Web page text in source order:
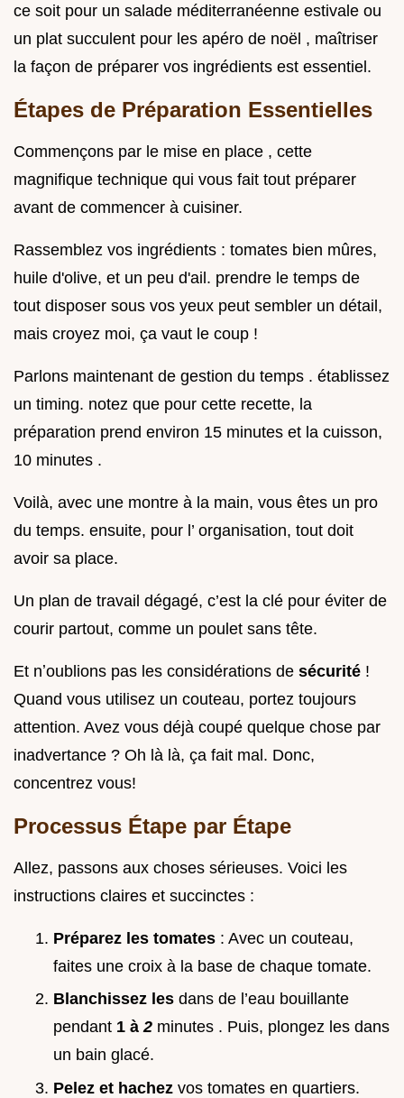
ce soit pour un salade méditerranéenne estivale ou
un plat succulent pour les apéro de noël , maîtriser
la façon de préparer vos ingrédients est essentiel.
Étapes de Préparation Essentielles
Commençons par le mise en place , cette
magnifique technique qui vous fait tout préparer
avant de commencer à cuisiner.
Rassemblez vos ingrédients : tomates bien mûres,
huile d'olive, et un peu d'ail. prendre le temps de
tout disposer sous vos yeux peut sembler un détail,
mais croyez moi, ça vaut le coup !
Parlons maintenant de gestion du temps . établissez
un timing. notez que pour cette recette, la
préparation prend environ 15 minutes et la cuisson,
10 minutes .
Voilà, avec une montre à la main, vous êtes un pro
du temps. ensuite, pour l’ organisation, tout doit
avoir sa place.
Un plan de travail dégagé, c’est la clé pour éviter de
courir partout, comme un poulet sans tête.
Et nʼoublions pas les considérations de sécurité !
Quand vous utilisez un couteau, portez toujours
attention. Avez vous déjà coupé quelque chose par
inadvertance ? Oh là là, ça fait mal. Donc,
concentrez vous!
Processus Étape par Étape
Allez, passons aux choses sérieuses. Voici les
instructions claires et succinctes :
Préparez les tomates : Avec un couteau,
faites une croix à la base de chaque tomate.
Blanchissez les dans de l’eau bouillante
pendant 1 à2 minutes . Puis, plongez les dans
un bain glacé.
Pelez et hachez vos tomates en quartiers.